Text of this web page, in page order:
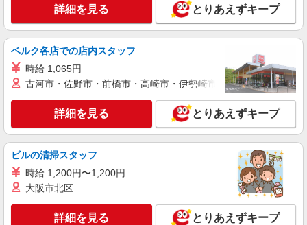
詳細を見る とりあえずキープ
ベルク各店での店内スタッフ
時給 1,065円
古河市・佐野市・前橋市・高崎市・伊勢崎市・太田市・館林市
詳細を見る とりあえずキープ
ビルの清掃スタッフ
時給 1,200円〜1,200円
大阪市北区
詳細を見る とりあえずキープ